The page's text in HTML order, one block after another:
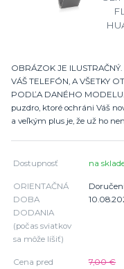
OBRÁZOK JE
VÁŠ TELEFÓN, A VŠETKY
PODĽA DANÉHO
puzdro, ktoré ochráni Váš
a veľkým plus je, že už ho
Dostupnosť na
ORIENTAČNÁ
DOBA
DODANIA
(počas sviatkov
sa môže líšiť)
Cena pred
7,00 €